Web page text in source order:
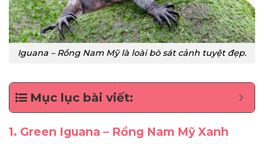
Iguana – Rồng Nam Mỹ là loài bò sát cảnh tuyệt đẹp.
Mục lục bài viết:
1. Green Iguana – Rồng Nam Mỹ Xanh